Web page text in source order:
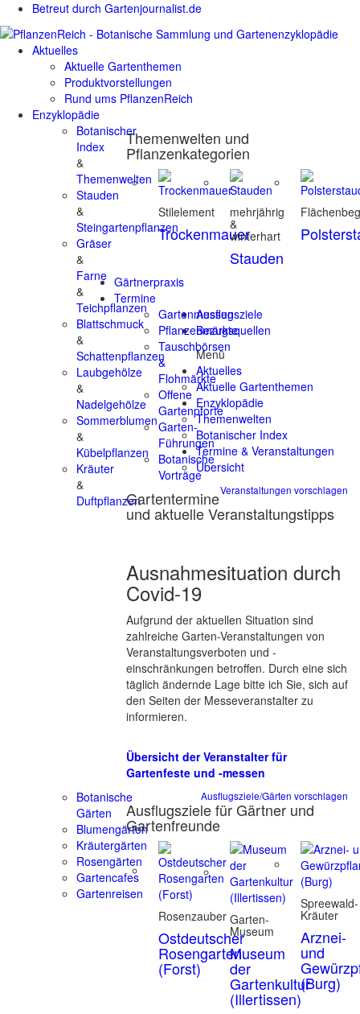
Betreut durch Gartenjournalist.de
Aktuelles
Aktuelle Gartenthemen
Produktvorstellungen
Rund ums PflanzenReich
Enzyklopädie
Botanischer
Index
&
Themenwelten
Stauden
&
Steingartenpflanzen
Gräser
&
Farne
&
Teichpflanzen
Blattschmuck
&
Schattenpflanzen
Laubgehölze
&
Nadelgehölze
Sommerblumen
&
Kübelpflanzen
Kräuter
&
Duftpflanzen
Themenwelten und
Pflanzenkategorien
Stilelement
Trockenmauer
mehrjährig
&
winterhart
Stauden
Gärtnerpraxis
Termine
Gartenmessen
Pflanzenmärkte
Tauschbörsen
&
Flohmärkte
Offene
Gartenpforte
Garten-
Führungen
Botanische
Vorträge
Veranstaltungen vorschlagen
Gartentermine
und aktuelle Veranstaltungstipps
Ausnahmesituation durch
Covid-19
Aufgrund der aktuellen Situation sind
zahlreiche Garten-Veranstaltungen von
Veranstaltungsverboten und -
einschränkungen betroffen. Durch eine sich
täglich ändernde Lage bitte ich Sie, sich auf
den Seiten der Messeveranstalter zu
informieren.
Übersicht der Veranstalter für
Gartenfeste und -messen
Ausflugsziele
Botanische
Gärten
Blumengärten
Kräutergärten
Rosengärten
Gartencafes
Gartenreisen
Ausflugsziele/Gärten vorschlagen
Ausflugsziele für Gärtner und
Gartenfreunde
Rosenzauber
Ostdeutscher
Rosengarten
(Forst)
Garten-
Museum
Museum
der
Gartenkultur
(Illertissen)
Spreewald-
Kräuter
Arznei-
und
(Burg)
Bezugsquellen
Menü
Aktuelles
Aktuelle Gartenthemen
Enzyklopädie
Themenwelten
Botanischer Index
Termine & Veranstaltungen
Übersicht